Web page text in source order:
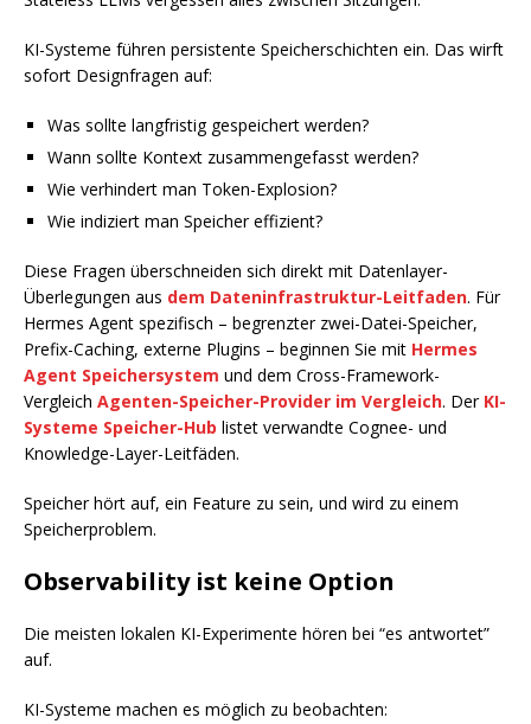
KI-Systeme führen persistente Speicherschichten ein. Das wirft
sofort Designfragen auf:
Was sollte langfristig gespeichert werden?
Wann sollte Kontext zusammengefasst werden?
Wie verhindert man Token-Explosion?
Wie indiziert man Speicher effizient?
Diese Fragen überschneiden sich direkt mit Datenlayer-
Überlegungen aus dem Dateninfrastruktur-Leitfaden. Für
Hermes Agent spezifisch – begrenzter zwei-Datei-Speicher,
Prefix-Caching, externe Plugins – beginnen Sie mit Hermes
Agent Speichersystem und dem Cross-Framework-
Vergleich Agenten-Speicher-Provider im Vergleich. Der KI-
Systeme Speicher-Hub listet verwandte Cognee- und
Knowledge-Layer-Leitfäden.
Speicher hört auf, ein Feature zu sein, und wird zu einem
Speicherproblem.
Observability ist keine Option
Die meisten lokalen KI-Experimente hören bei “es antwortet”
auf.
KI-Systeme machen es möglich zu beobachten: